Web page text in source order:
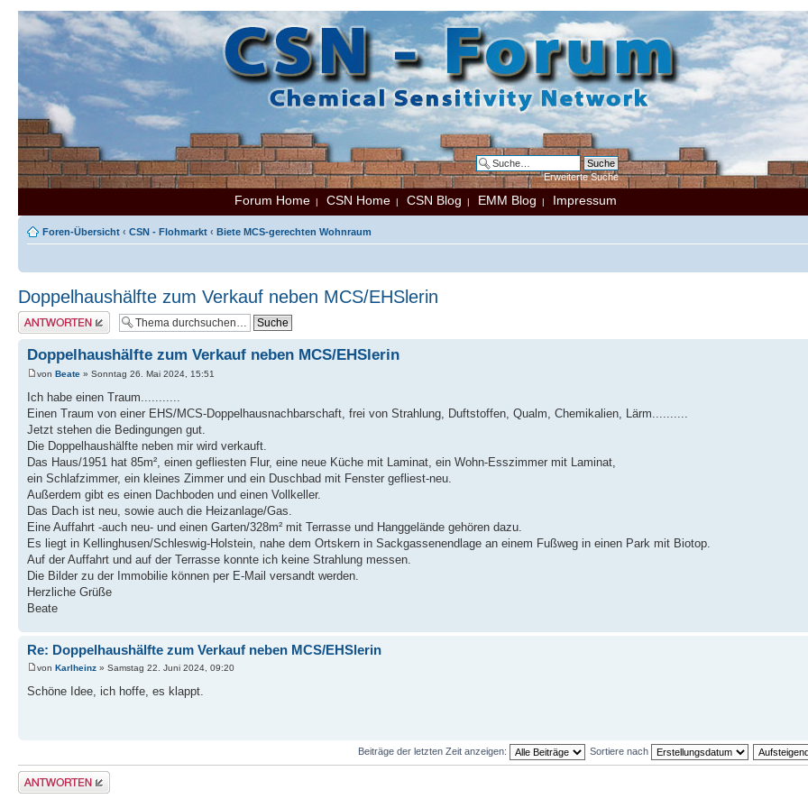
Erweiterte Suche
Forum Home | CSN Home | CSN Blog | EMM Blog | Impressum
Foren-Übersicht ‹ CSN - Flohmarkt ‹ Biete MCS-gerechten Wohnraum
Doppelhaushälfte zum Verkauf neben MCS/EHSlerin
Antwort erstellen
Doppelhaushälfte zum Verkauf neben MCS/EHSlerin
von Beate » Sonntag 26. Mai 2024, 15:51
Ich habe einen Traum...........
Einen Traum von einer EHS/MCS-Doppelhausnachbarschaft, frei von Strahlung, Duftstoffen, Qualm, Chemikalien, Lärm..........
Jetzt stehen die Bedingungen gut.
Die Doppelhaushälfte neben mir wird verkauft.
Das Haus/1951 hat 85m², einen gefliesten Flur, eine neue Küche mit Laminat, ein Wohn-Esszimmer mit Laminat,
ein Schlafzimmer, ein kleines Zimmer und ein Duschbad mit Fenster gefliest-neu.
Außerdem gibt es einen Dachboden und einen Vollkeller.
Das Dach ist neu, sowie auch die Heizanlage/Gas.
Eine Auffahrt -auch neu- und einen Garten/328m² mit Terrasse und Hanggelände gehören dazu.
Es liegt in Kellinghusen/Schleswig-Holstein, nahe dem Ortskern in Sackgassenendlage an einem Fußweg in einen Park mit Biotop.
Auf der Auffahrt und auf der Terrasse konnte ich keine Strahlung messen.
Die Bilder zu der Immobilie können per E-Mail versandt werden.
Herzliche Grüße
Beate
Re: Doppelhaushälfte zum Verkauf neben MCS/EHSlerin
von Karlheinz » Samstag 22. Juni 2024, 09:20
Schöne Idee, ich hoffe, es klappt.
Beiträge der letzten Zeit anzeigen: Sortiere nach
Antwort erstellen